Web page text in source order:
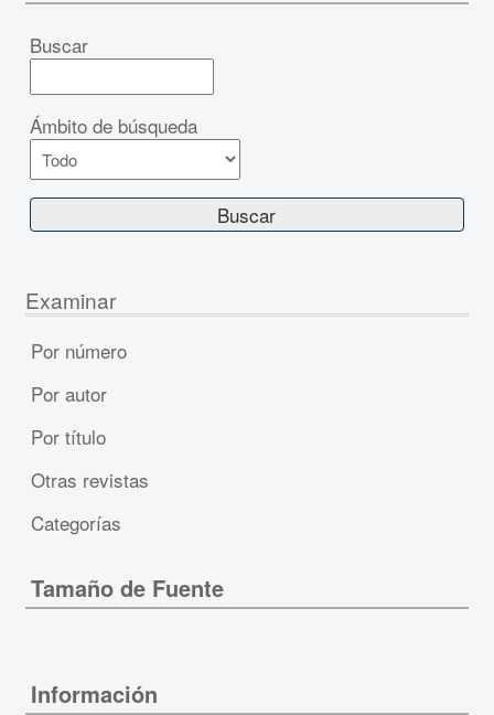
Buscar
Ámbito de búsqueda
Examinar
Por número
Por autor
Por título
Otras revistas
Categorías
Tamaño de Fuente
Información